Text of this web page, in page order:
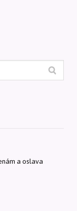
a oslava